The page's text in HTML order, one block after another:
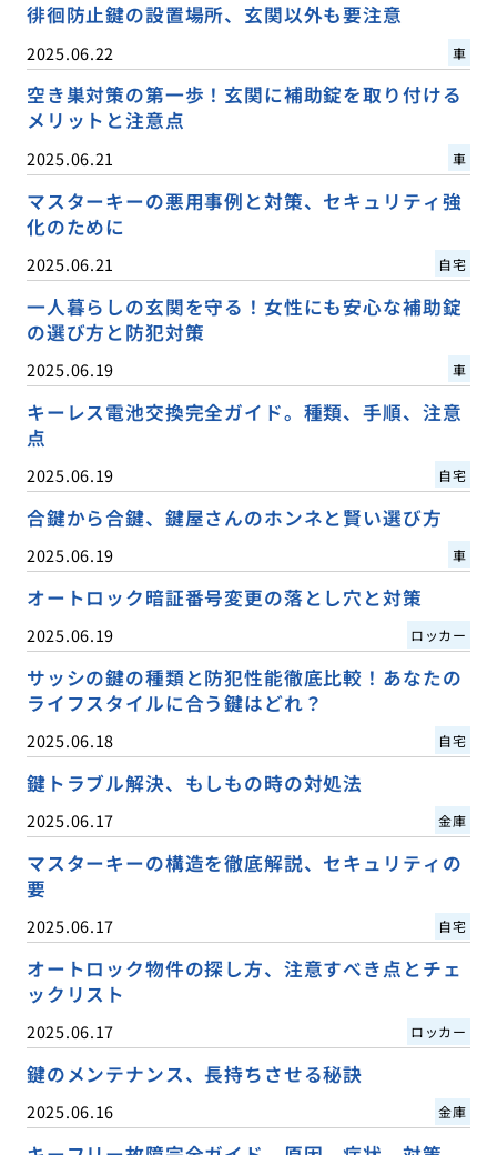
徘徊防止鍵の設置場所、玄関以外も要注意
2025.06.22 車
空き巣対策の第一歩！玄関に補助錠を取り付ける
メリットと注意点
2025.06.21 車
マスターキーの悪用事例と対策、セキュリティ強
化のために
2025.06.21 自宅
一人暮らしの玄関を守る！女性にも安心な補助錠
の選び方と防犯対策
2025.06.19 車
キーレス電池交換完全ガイド。種類、手順、注意
点
2025.06.19 自宅
合鍵から合鍵、鍵屋さんのホンネと賢い選び方
2025.06.19 車
オートロック暗証番号変更の落とし穴と対策
2025.06.19 ロッカー
サッシの鍵の種類と防犯性能徹底比較！あなたの
ライフスタイルに合う鍵はどれ？
2025.06.18 自宅
鍵トラブル解決、もしもの時の対処法
2025.06.17 金庫
マスターキーの構造を徹底解説、セキュリティの
要
2025.06.17 自宅
オートロック物件の探し方、注意すべき点とチェ
ックリスト
2025.06.17 ロッカー
鍵のメンテナンス、長持ちさせる秘訣
2025.06.16 金庫